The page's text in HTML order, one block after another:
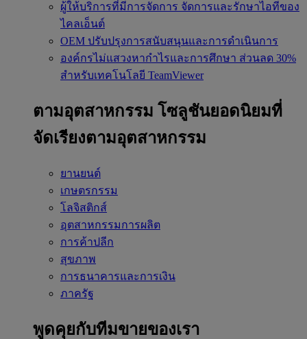
ผู้ให้บริการที่มีการจัดการ จัดการและรักษาไอทีของ
ไคลเอ็นต์
OEM ปรับปรุงการสนับสนุนและการดำเนินการ
องค์กรไม่แสวงหากำไรและการศึกษา ส่วนลด 30%
สำหรับเทคโนโลยี TeamViewer
ตามอุตสาหกรรม โซลูชันยอดนิยมที่
จัดเรียงตามอุตสาหกรรม
ยานยนต์
เกษตรกรรม
โลจิสติกส์
อุตสาหกรรมการผลิต
การค้าปลีก
สุขภาพ
การธนาคารและการเงิน
ภาครัฐ
พูดคุยกับทีมขายของเรา